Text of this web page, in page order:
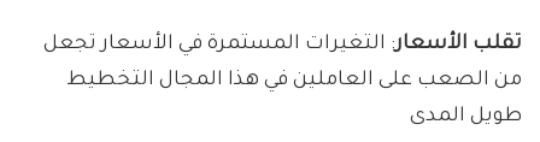
تقلب الأسعار: التغيرات المستمرة في الأسعار تجعل
من الصعب على العاملين في هذا المجال التخطيط
طويل المدى